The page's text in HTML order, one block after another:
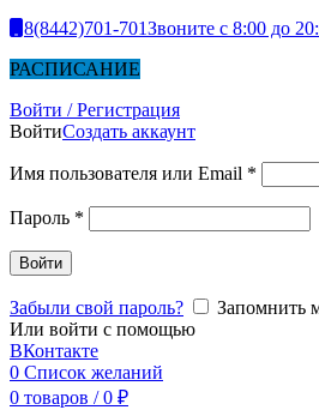
8(8442)701-701Звоните с 8:00 до
РАСПИСАНИЕ
Войти / Регистрация
ВойтиСоздать аккаунт
Имя пользователя или Email *
Пароль *
Войти
Забыли свой пароль?
Запомнить
Или войти с помощью
ВКонтакте
0 Список желаний
0 товаров / 0 ₽